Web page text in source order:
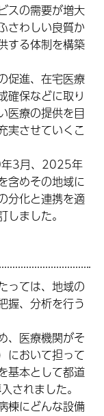
スの需要が増大
さわしい良質か
する体制を構築
促進、在宅医療
確保などに取り
医療の提供を目
実させていくこ
年3月、2025年
含めその地域に
分化と連携を適
ました。
っては、地域の
握、分析を行う
、医療機関がそ
において担って
基本として都道
されました。
棟にどんな設備